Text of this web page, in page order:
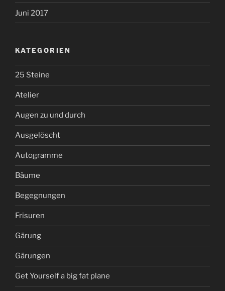
Juni 2017
KATEGORIEN
25 Steine
Atelier
Augen zu und durch
Ausgelöscht
Autogramme
Bäume
Begegnungen
Frisuren
Gärung
Gärungen
Get Yourself a big fat plane